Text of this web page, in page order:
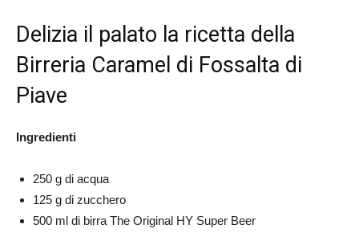
Delizia il palato la ricetta della
Birreria Caramel di Fossalta di
Piave
Ingredienti
250 g di acqua
125 g di zucchero
500 ml di birra The Original HY Super Beer